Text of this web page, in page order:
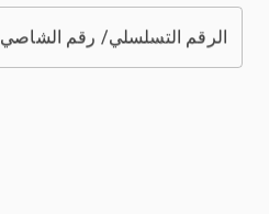
الرقم التسلسلي/ رقم الشاصي